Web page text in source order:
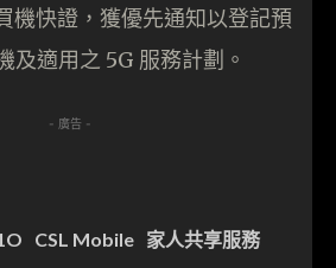
機快證，獲優先通知以登記預
及適用之 5G 服務計劃。
- 廣告 -
CSL Mobile 家人共享服務